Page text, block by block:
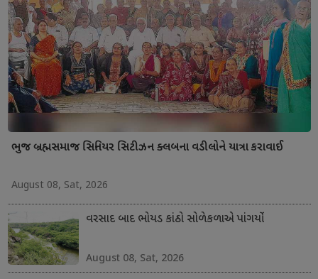
ભુજ બ્રહ્મસમાજ સિનિયર સિટીઝન ક્લબના વડીલોને યાત્રા કરાવાઈ
August 08, Sat, 2026
વરસાદ બાદ ભોયડ કાંઠો સોળેકળાએ પાંગર્યો
August 08, Sat, 2026